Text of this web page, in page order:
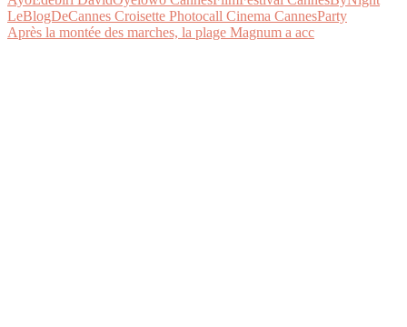
Après la montée des marches, la plage Magnum a acc